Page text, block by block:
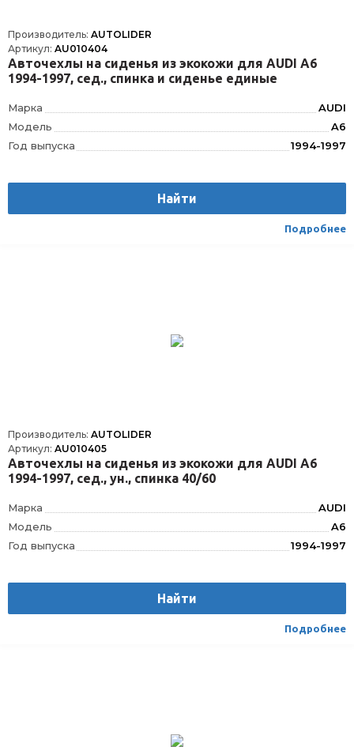
Производитель: AUTOLIDER
Артикул: AU010404
Авточехлы на сиденья из экокожи для AUDI А6
1994-1997, сед., спинка и сиденье единые
Марка
AUDI
Модель
A6
Год выпуска
1994-1997
Вес
1.75
Текстиль/Искуственная кожа
Легковой
Найти
Подробнее
Производитель: AUTOLIDER
Артикул: AU010405
Авточехлы на сиденья из экокожи для AUDI А6
1994-1997, сед., ун., спинка 40/60
Марка
AUDI
Модель
A6
Год выпуска
1994-1997
Вес
1.75
Текстиль/Искуственная кожа
Легковой
Найти
Подробнее